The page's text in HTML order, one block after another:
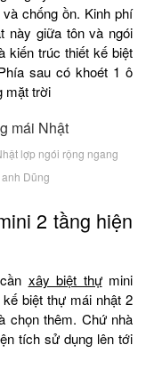
chống ồn. Kinh phí
này giữa tôn và ngói
kiến trúc thiết kế biệt
sau có khoét 1 ô
mặt trời
lợp ngói rộng ngang
Dũng
2 tầng hiện
xây biệt thựmini
biệt thự mái nhật 2
chọn thêm. Chứ nhà
tích sử dụng lên tới